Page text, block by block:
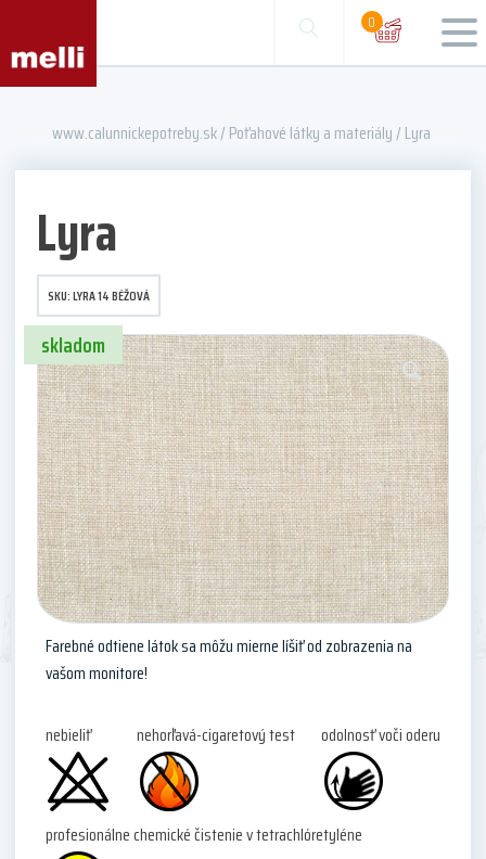
0
www.calunnickepotreby.sk/ Poťahové látky a materiály/ Lyra
Lyra
SKU:LYRA 14 BÉŽOVÁ
skladom
Farebné odtiene látok sa môžu mierne líšiť od zobrazenia na
vašom monitore!
nebieliť nehorľavá-cigaretový test odolnosť voči oderu
profesionálne chemické čistenie v tetrachlóretyléne